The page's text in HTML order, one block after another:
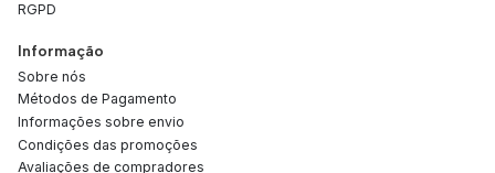
RGPD
Informação
Sobre nós
Métodos de Pagamento
Informações sobre envio
Condições das promoções
Avaliações de compradores